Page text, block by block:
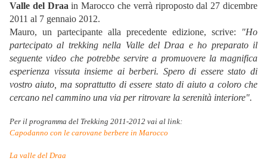
Valle del Draa in Marocco che verrà riproposto dal 27 dicembre
2011 al 7 gennaio 2012.
Mauro, un partecipante alla precedente edizione, scrive:
"Ho
partecipato al trekking nella Valle del Draa e ho preparato il
seguente video che potrebbe servire a promuovere la magnifica
esperienza vissuta insieme ai berberi. Spero di essere stato di
vostro aiuto, ma soprattutto di essere stato di aiuto a coloro che
cercano nel cammino una via per ritrovare la serenità interiore".
Per il programma del Trekking 2011-2012 vai al link:
Capodanno con le carovane berbere in Marocco
La valle del Draa